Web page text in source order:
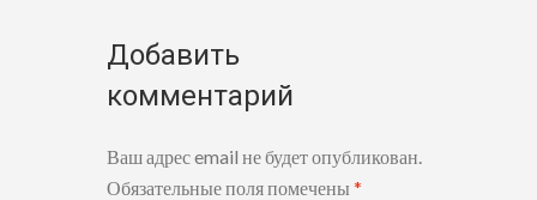
Добавить
комментарий
Ваш адрес email не будет опубликован.
Обязательные поля помечены *